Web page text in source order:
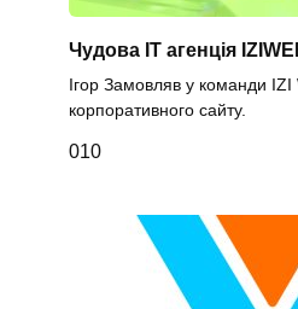
Чудова IT агенція
Ігор Замовляв у команди IZI
корпоративного сайту.
010